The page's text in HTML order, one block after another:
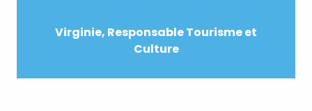
Virginie, Responsable Tourisme et
Culture